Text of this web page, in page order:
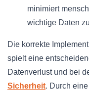
minimiert
wichtige Daten
Die korrekte
spielt eine
Datenverlust und bei
Sicherheit. Durch